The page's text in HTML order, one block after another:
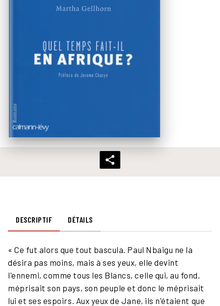
DESCRIPTIF DÉTAILS
« Ce fut alors que tout bascula. Paul Nbaigu ne la
désira pas moins, mais à ses yeux, elle devint
l'ennemi, comme tous les Blancs, celle qui, au fond,
méprisait son pays, son peuple et donc le méprisait
lui et ses espoirs. Aux yeux de Jane, ils n'étaient que